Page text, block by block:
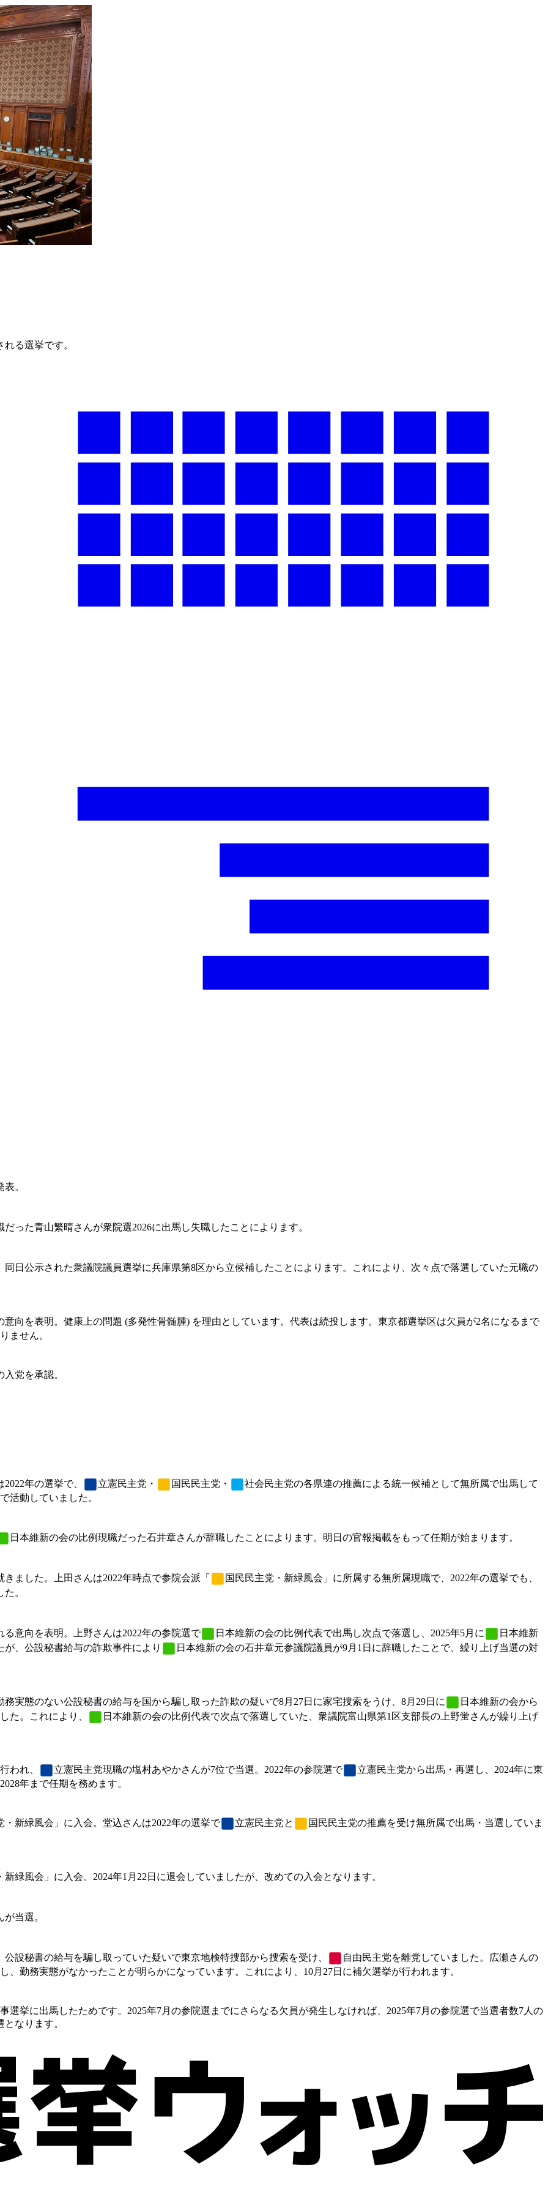
れる選挙です。
。
った青山繁晴さんが衆院選2026に出馬し失職したことによります。
日公示された衆議院議員選挙に兵庫県第8区から立候補したことによります。これにより、次々点で落選していた元職の
向を表明。健康上の問題 (多発性骨髄腫) を理由としています。代表は続投します。東京都選挙区は欠員が2名になるまで
ません。
党を承認。
年の選挙で、 立憲民主党 ・ 国民民主党 ・ 社会民主党の各県連の推薦による統一候補として無所属で出馬して
活動していました。
日本維新の会の比例現職だった石井章さんが辞職したことによります。明日の官報掲載をもって任期が始まります。
ました。上田さんは2022年時点で参院会派「 国民民主党 ・新緑風会」に所属する無所属現職で、2022年の選挙でも、
。
意向を表明。上野さんは2022年の参院選で 日本維新の会の比例代表で出馬し次点で落選し、2025年5月に
日本維新
、公設秘書給与の詐欺事件により
日本維新の会の石井章元参議院議員が9月1日に辞職したことで、繰り上げ当選の対
実態のない公設秘書の給与を国から騙し取った詐欺の疑いで8月27日に家宅捜索をうけ、8月29日に 日本維新の会から
た。これにより、
日本維新の会の比例代表で次点で落選していた、衆議院富山県第1区支部長の上野蛍さんが繰り上げ
われ、 立憲民主党現職の塩村あやかさんが7位で当選。2022年の参院選で 立憲民主党から出馬・再選し、2024年に東
年まで任期を務めます。
・新緑風会」に入会。堂込さんは2022年の選挙で 立憲民主党と 国民民主党の推薦を受け無所属で出馬・当選していま
新緑風会」に入会。2024年1月22日に退会していましたが、改めての入会となります。
当選。
設秘書の給与を騙し取っていた疑いで東京地検特捜部から捜索を受け、 自由民主党を離党していました。広瀬さんの
、勤務実態がなかったことが明らかになっています。これにより、10月27日に補欠選挙が行われます。
選挙に出馬したためです。2025年7月の参院選までにさらなる欠員が発生しなければ、2025年7月の参院選で当選者数7人の
なります。